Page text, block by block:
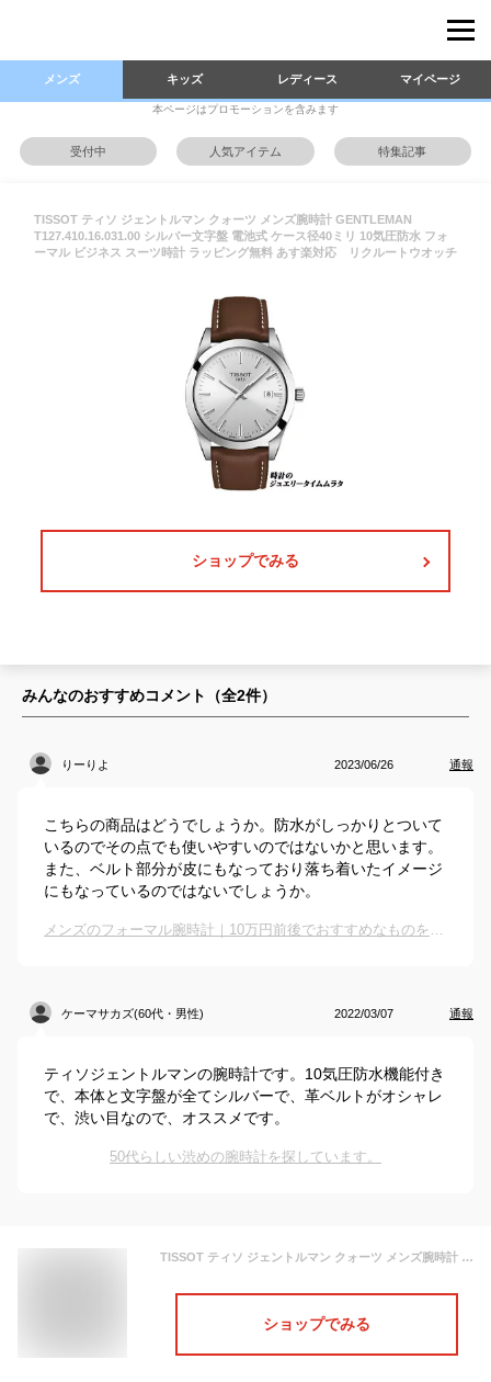
メンズ キッズ レディース マイページ
本ページはプロモーションを含みます
受付中 人気アイテム 特集記事
TISSOT ティソ ジェントルマン クォーツ メンズ腕時計 GENTLEMAN
T127.410.16.031.00 シルバー文字盤 電池式 ケース径40ミリ 10気圧防水 フォ
ーマル ビジネス スーツ時計 ラッピング無料 あす楽対応 リクルートウオッチ
ショップでみる
みんなのおすすめコメント（全2件）
りーりよ 2023/06/26 通報
こちらの商品はどうでしょうか。防水がしっかりとついて
いるのでその点でも使いやすいのではないかと思います。
また、ベルト部分が皮にもなっており落ち着いたイメージ
にもなっているのではないでしょうか。
メンズのフォーマル腕時計｜10万円前後でおすすめなものを教えて！
ケーマサカズ(60代・男性) 2022/03/07 通報
ティソジェントルマンの腕時計です。10気圧防水機能付き
で、本体と文字盤が全てシルバーで、革ベルトがオシャレ
で、渋い目なので、オススメです。
50代らしい渋めの腕時計を探しています。
TISSOT ティソ ジェントルマン クォーツ メンズ腕時計 GENTLEMAN T127.410.16.031.00 シルバー文字盤 電池式 ケース径40ミリ 10気圧防水 フォーマル ビジネス スーツ時計 ラッピング無料 あす楽対応 リクルートウオッチ
ショップでみる